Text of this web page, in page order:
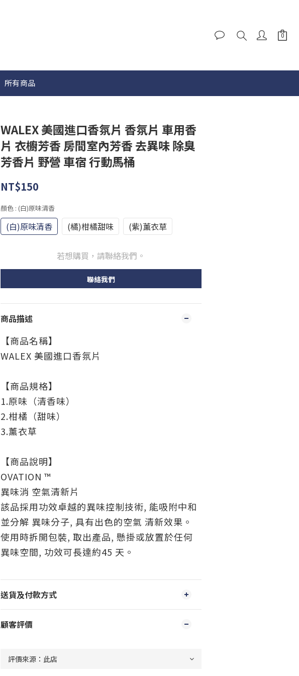
所有商品
WALEX 美國進口香氛片 香氛片 車用香
片 衣櫥芳香 房間室內芳香 去異味 除臭
芳香片 野營 車宿 行動馬桶
NT$150
顏色 : (白)原味清香
(白)原味清香 (橘)柑橘甜味 (紫)薰衣草
若想購買，請聯絡我們。
聯絡我們
商品描述
【商品名稱】
WALEX 美國進口香氛片
【商品規格】
1.原味（清香味）
2.柑橘（甜味）
3.薰衣草
【商品說明】
OVATION ™
異味消 空氣清新片
該品採用功效卓越的異味控制技術, 能吸附中和
並分解 異味分子, 具有出色的空氣 清新效果。
使用時拆開包裝, 取出產品, 懸掛或放置於任何
異味空間, 功效可長達約45 天。
送貨及付款方式
顧客評價